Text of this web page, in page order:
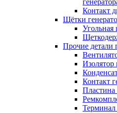
Контакт
Щётки
Угольная
Прочие детали
Изолятор
Контакт
Терминал